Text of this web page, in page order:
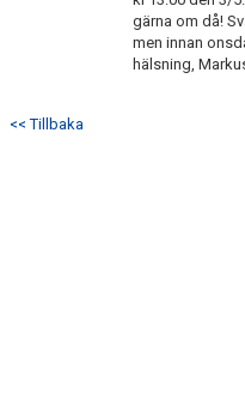
gärna om då!
men innan
hälsning,
<< Tillbaka